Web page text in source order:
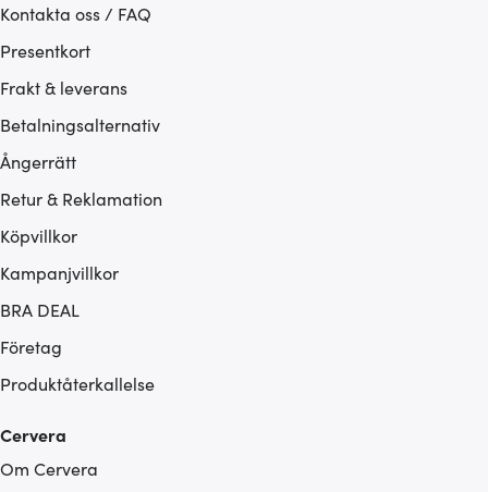
Kontakta oss / FAQ
Presentkort
Frakt & leverans
Betalningsalternativ
Ångerrätt
Retur & Reklamation
Köpvillkor
Kampanjvillkor
BRA DEAL
Företag
Produktåterkallelse
Cervera
Om Cervera